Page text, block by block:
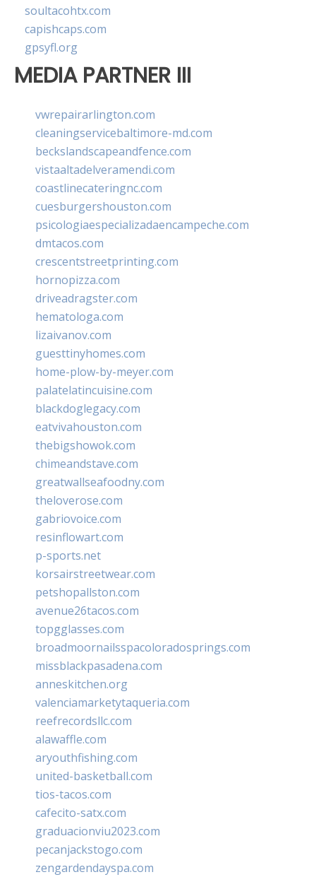
soultacohtx.com
capishcaps.com
gpsyfl.org
MEDIA PARTNER III
vwrepairarlington.com
cleaningservicebaltimore-md.com
beckslandscapeandfence.com
vistaaltadelveramendi.com
coastlinecateringnc.com
cuesburgershouston.com
psicologiaespecializadaencampeche.com
dmtacos.com
crescentstreetprinting.com
hornopizza.com
driveadragster.com
hematologa.com
lizaivanov.com
guesttinyhomes.com
home-plow-by-meyer.com
palatelatincuisine.com
blackdoglegacy.com
eatvivahouston.com
thebigshowok.com
chimeandstave.com
greatwallseafoodny.com
theloverose.com
gabriovoice.com
resinflowart.com
p-sports.net
korsairstreetwear.com
petshopallston.com
avenue26tacos.com
topgglasses.com
broadmoornailsspacoloradosprings.com
missblackpasadena.com
anneskitchen.org
valenciamarketytaqueria.com
reefrecordsllc.com
alawaffle.com
aryouthfishing.com
united-basketball.com
tios-tacos.com
cafecito-satx.com
graduacionviu2023.com
pecanjackstogo.com
zengardendayspa.com